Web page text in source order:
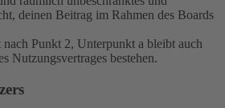
deinen Beitrag im Rahmen des Boards
nach Punkt 2, Unterpunkt a bleibt auch
Nutzungsvertrages bestehen.